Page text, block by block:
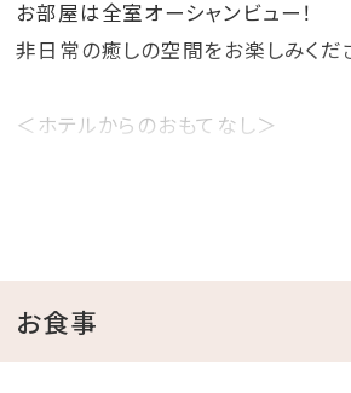
お部屋は全室オーシャンビュー！
非日常の癒しの空間をお楽しみくだ
＜ホテルからのおもてなし＞
（ホテル玄関と駐車場間のお車の
・バスローブ・ビーチパーカー・セ
トウェアをご用意
お食事